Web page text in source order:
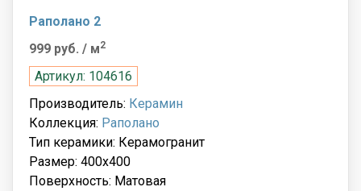
Раполано 2
999 руб. / м2
Артикул: 104616
Производитель: Керамин
Коллекция: Раполано
Тип керамики: Керамогранит
Размер: 400x400
Поверхность: Матовая